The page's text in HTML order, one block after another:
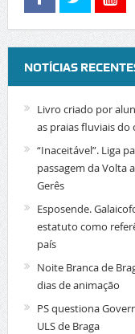
NOTÍCIAS
Livro criado por
as praias fluviais do
“Inaceitável”. Liga
passagem da Volta
Gerês
Esposende.
estatuto como
país
Noite Branca de
dias de animação
PS questiona
ULS de Braga